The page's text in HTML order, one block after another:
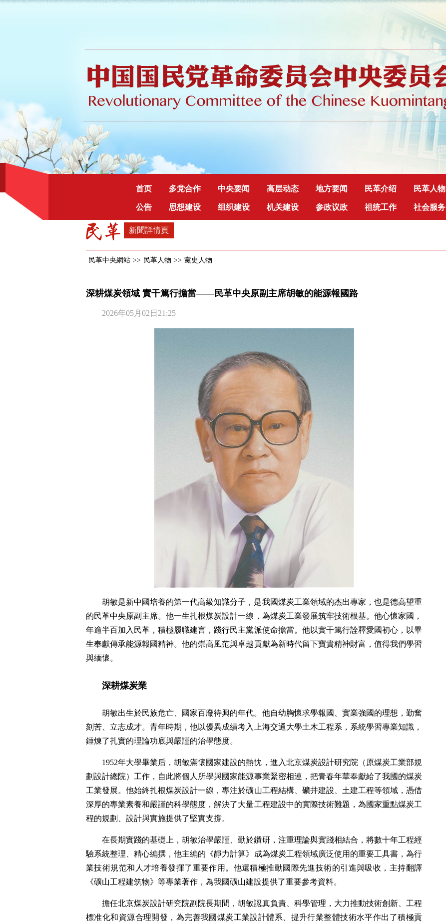
首页 多党合作 中央要闻 高层动态 地方要闻 民革介绍 民革人物
公告 思想建设 组织建设 机关建设 参政议政 祖统工作 社会服务
新聞詳情頁
民革中央網站 >> 民革人物 >> 黨史人物
深耕煤炭領域 實干篤行擔當——民革中央原副主席胡敏的能源報國路
2026年05月02日21:25
胡敏是新中國培養的第一代高級知識分子，是我國煤炭工業領域的杰出專家，也是德高望重
的民革中央原副主席。他一生扎根煤炭設計一線，為煤炭工業發展筑牢技術根基。他心懷家國，
年逾半百加入民革，積極履職建言，踐行民主黨派使命擔當。他以實干篤行詮釋愛國初心，以畢
生奉獻傳承能源報國精神。他的崇高風范與卓越貢獻為新時代留下寶貴精神財富，值得我們學習
與緬懷。
深耕煤炭業
胡敏出生於民族危亡、國家百廢待興的年代。他自幼胸懷求學報國、實業強國的理想，勤奮
刻苦、立志成才。青年時期，他以優異成績考入上海交通大學土木工程系，系統學習專業知識，
錘煉了扎實的理論功底與嚴謹的治學態度。
1952年大學畢業后，胡敏滿懷國家建設的熱忱，進入北京煤炭設計研究院（原煤炭工業部規
劃設計總院）工作，自此將個人所學與國家能源事業緊密相連，把青春年華奉獻給了我國的煤炭
工業發展。他始終扎根煤炭設計一線，專注於礦山工程結構、礦井建設、土建工程等領域，憑借
深厚的專業素養和嚴謹的科學態度，解決了大量工程建設中的實際技術難題，為國家重點煤炭工
程的規劃、設計與實施提供了堅實支撐。
在長期實踐的基礎上，胡敏治學嚴謹、勤於鑽研，注重理論與實踐相結合，將數十年工程經
驗系統整理、精心編撰，他主編的《靜力計算》成為煤炭工程領域廣泛使用的重要工具書，為行
業技術規范和人才培養發揮了重要作用。他還積極推動國際先進技術的引進與吸收，主持翻譯
《礦山工程建筑物》等專業著作，為我國礦山建設提供了重要參考資料。
擔任北京煤炭設計研究院副院長期間，胡敏認真負責、科學管理，大力推動技術創新、工程
標准化和資源合理開發，為完善我國煤炭工業設計體系、提升行業整體技術水平作出了積極貢